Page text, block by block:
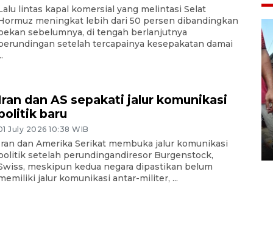
lintas kapal komersial yang melintasi Selat
meningkat lebih dari 50 persen dibandingkan
sebelumnya, di tengah berlanjutnya
setelah tercapainya kesepakatan damai
dan AS sepakati jalur komunikasi
baru
July 2026 10:38 WIB
dan Amerika Serikat membuka jalur komunikasi
setelah perundingandiresor Burgenstock,
meskipun kedua negara dipastikan belum
jalur komunikasi antar-militer, ...
Tarawih di Malaysia
19 February 2026 19:47 WIB